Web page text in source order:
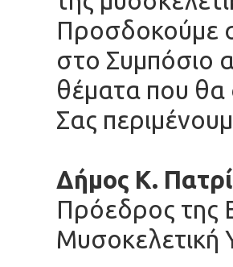
Προσδοκούμε
στο Συμπόσιο
θέματα που θα
Σας
Δήμος Κ.
Πρόεδρος της
Μυσοκελετική